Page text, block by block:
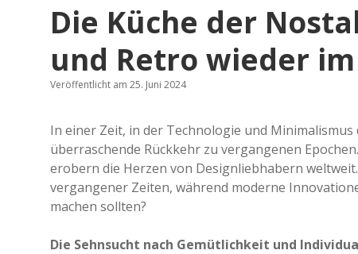
Die Küche der
und Retro wieder
Veröffentlicht am 25. Juni 2024
In einer Zeit, in der Technologie und
überraschende Rückkehr zu vergangenen
erobern die Herzen von Designliebhabern
vergangener Zeiten, während moderne
machen sollten?
Die Sehnsucht nach Gemütlichkeit und